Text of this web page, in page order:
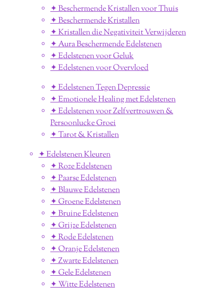
✦ Beschermende Kristallen voor Thuis
✦ Beschermende Kristallen
✦ Kristallen die Negativiteit Verwijderen
✦ Aura Beschermende Edelstenen
✦ Edelstenen voor Geluk
✦ Edelstenen voor Overvloed
✦ Edelstenen Tegen Depressie
✦ Emotionele Healing met Edelstenen
✦ Edelstenen voor Zelfvertrouwen &
Persoonlucke Groei
✦ Tarot & Kristallen
✦ Edelstenen Kleuren
✦ Roze Edelstenen
✦ Paarse Edelstenen
✦ Blauwe Edelstenen
✦ Groene Edelstenen
✦ Bruine Edelstenen
✦ Grijze Edelstenen
✦ Rode Edelstenen
✦ Oranje Edelstenen
✦ Zwarte Edelstenen
✦ Gele Edelstenen
✦ Witte Edelstenen